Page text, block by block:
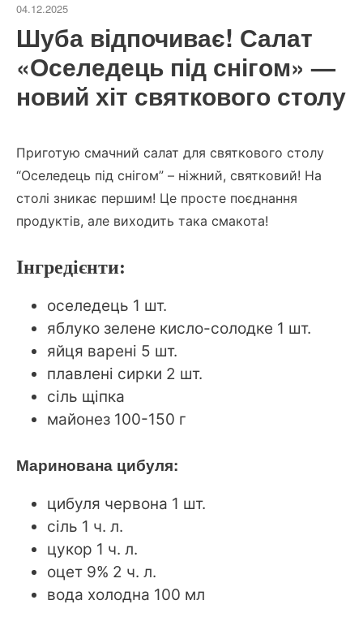
04.12.2025
Шуба відпочиває! Салат
«Оселедець під снігом» —
новий хіт святкового столу
Приготую смачний салат для святкового столу
“Оселедець під снігом” – ніжний, святковий! На
столі зникає першим! Це просте поєднання
продуктів, але виходить така смакота!
Інгредієнти:
оселедець 1 шт.
яблуко зелене кисло-солодке 1 шт.
яйця варені 5 шт.
плавлені сирки 2 шт.
сіль щіпка
майонез 100-150 г
Маринована цибуля:
цибуля червона 1 шт.
сіль 1 ч. л.
цукор 1 ч. л.
оцет 9% 2 ч. л.
вода холодна 100 мл